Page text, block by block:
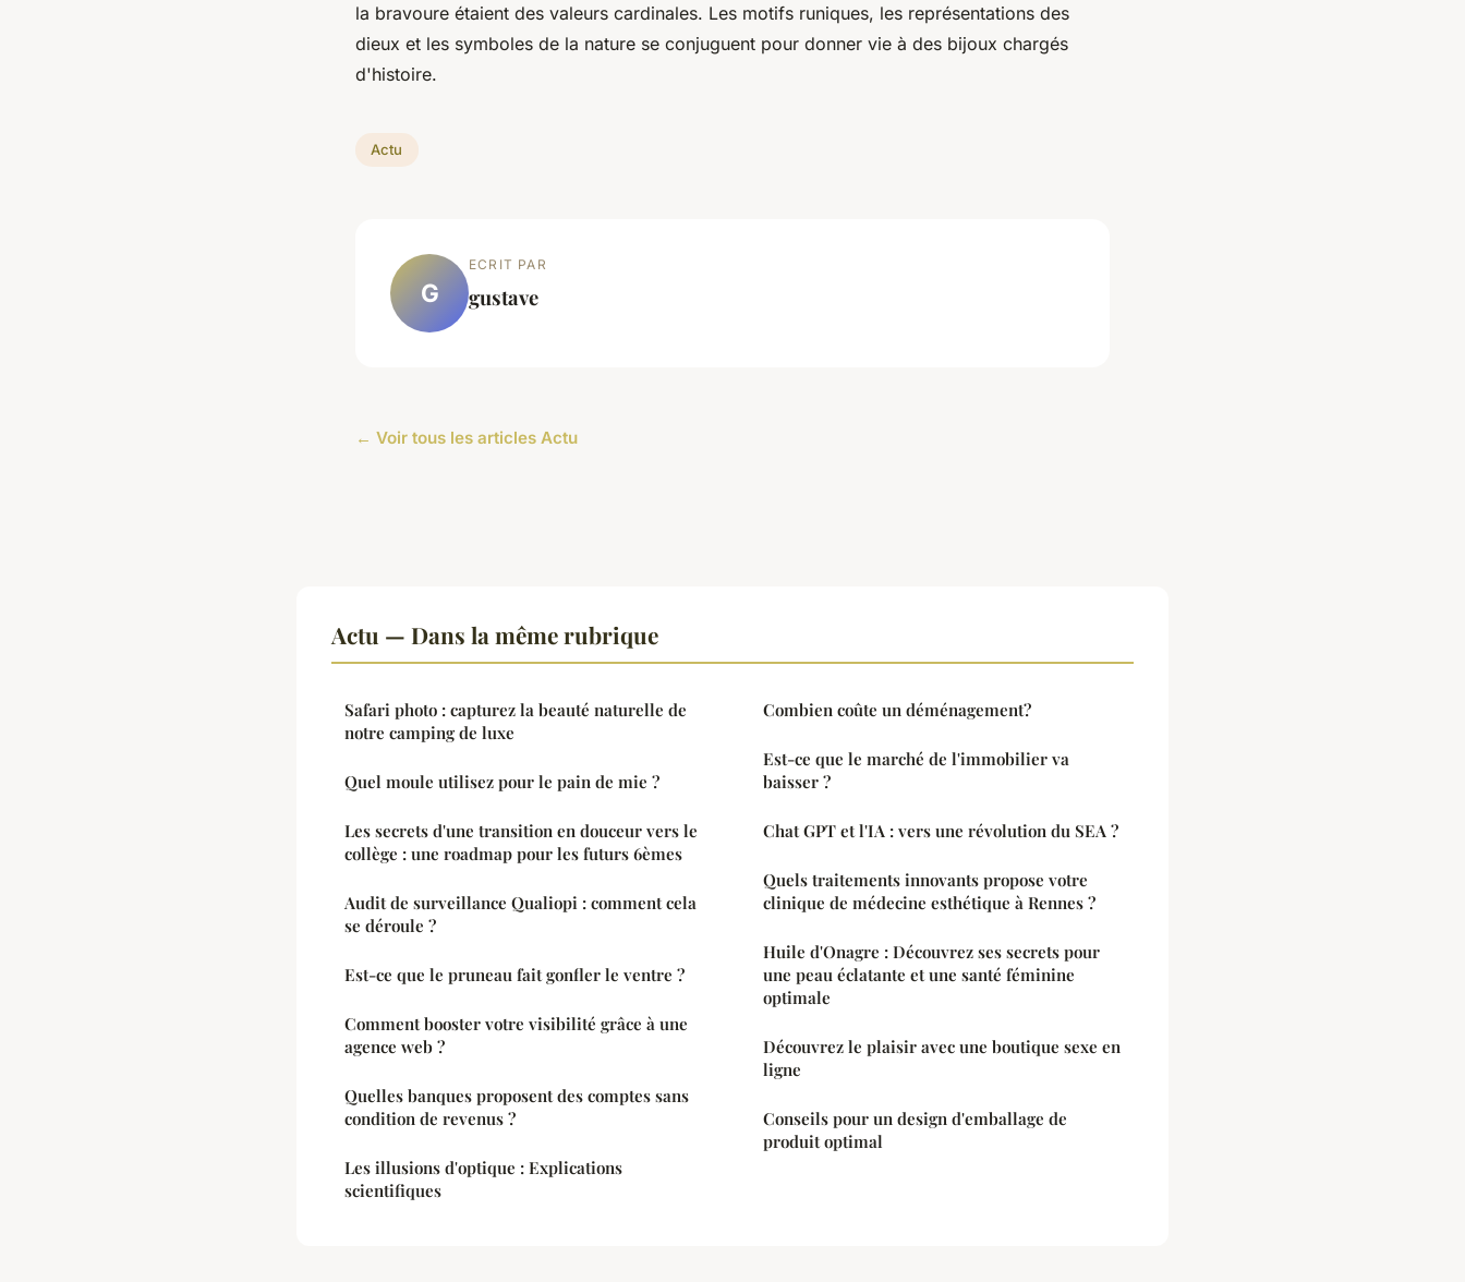
la bravoure étaient des valeurs cardinales. Les motifs runiques, les représentations des
dieux et les symboles de la nature se conjuguent pour donner vie à des bijoux chargés
d'histoire.
Actu
G
ECRIT PAR
gustave
← Voir tous les articles Actu
Actu — Dans la même rubrique
Safari photo : capturez la beauté naturelle de
notre camping de luxe
Quel moule utilisez pour le pain de mie ?
Les secrets d'une transition en douceur vers le
collège : une roadmap pour les futurs 6èmes
Audit de surveillance Qualiopi : comment cela
se déroule ?
Est-ce que le pruneau fait gonfler le ventre ?
Comment booster votre visibilité grâce à une
agence web ?
Quelles banques proposent des comptes sans
condition de revenus ?
Les illusions d'optique : Explications
scientifiques
Combien coûte un déménagement?
Est-ce que le marché de l'immobilier va
baisser ?
Chat GPT et l'IA : vers une révolution du SEA ?
Quels traitements innovants propose votre
clinique de médecine esthétique à Rennes ?
Huile d'Onagre : Découvrez ses secrets pour
une peau éclatante et une santé féminine
optimale
Découvrez le plaisir avec une boutique sexe en
ligne
Conseils pour un design d'emballage de
produit optimal